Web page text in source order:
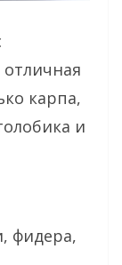
карпа,
и
фидера,